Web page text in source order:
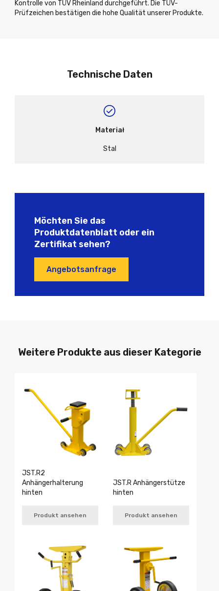
Kontrolle von TÜV Rheinland durchgeführt. Die TÜV-
Prüfzeichen bestätigen die hohe Qualität unserer Produkte.
Technische Daten
Materiał
Stal
Möchten Sie das
Produktdatenblatt oder ein
Zertifikat sehen?
Angebotsanfrage
Weitere Produkte aus dieser Kategorie
JST.R2
Anhängerhalterung
hinten
Produkt ansehen
JST.R Anhängerstütze
hinten
Produkt ansehen